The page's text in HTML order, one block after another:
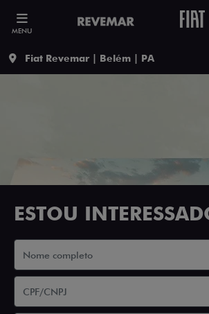
MENU
Fiat Revemar | Belém | PA
ESTOU